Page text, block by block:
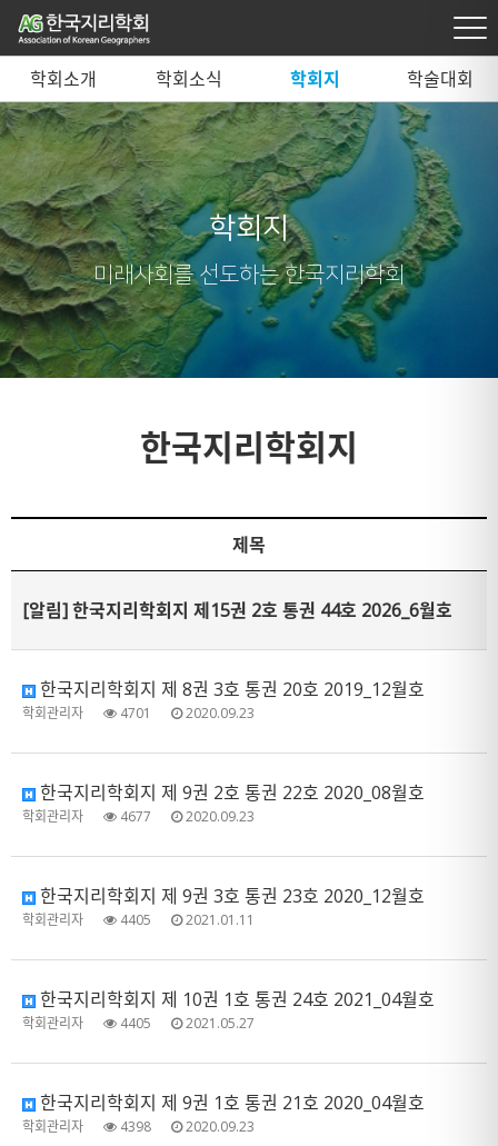
학회소개 학회소식 학회지 학술대회
학회지
미래사회를 선도하는 한국지리학회
한국지리학회지
제목
[알림]한국지리학회지 제15권 2호 통권 44호 2026_6월호
한국지리학회지 제 8권 3호 통권 20호 2019_12월호
학회관리자 4701 2020.09.23
한국지리학회지 제 9권 2호 통권 22호 2020_08월호
학회관리자 4677 2020.09.23
한국지리학회지 제 9권 3호 통권 23호 2020_12월호
학회관리자 4405 2021.01.11
한국지리학회지 제 10권 1호 통권 24호 2021_04월호
학회관리자 4405 2021.05.27
한국지리학회지 제 9권 1호 통권 21호 2020_04월호
학회관리자 4398 2020.09.23